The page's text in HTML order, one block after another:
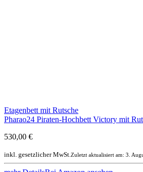
Etagenbett mit Rutsche
Pharao24 Piraten-Hochbett Victory mit
530,00 €
inkl. gesetzlicher MwSt. Zuletzt aktualisiert am: 3.